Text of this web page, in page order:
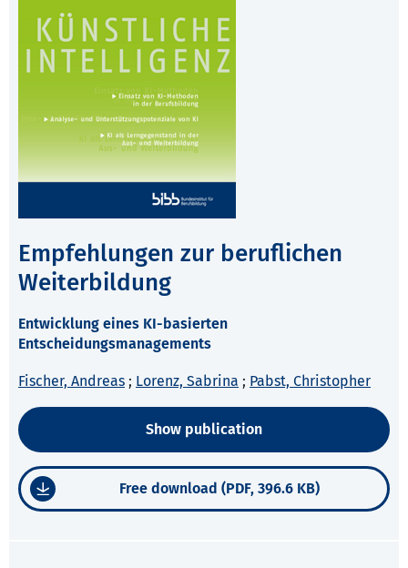
Empfehlungen zur beruflichen
Weiterbildung
Entwicklung eines KI-basierten
Entscheidungsmanagements
Fischer, Andreas ; Lorenz, Sabrina ; Pabst, Christopher
Show publication
Free download (PDF, 396.6 KB)